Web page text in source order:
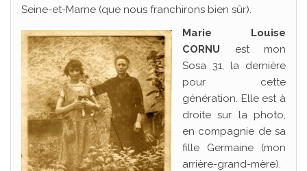
Seine-et-Marne (que nous franchirons bien sûr).
Marie Louise
CORNU est mon
Sosa 31, la dernière
pour cette
génération. Elle est à
droite sur la photo,
en compagnie de sa
fille Germaine (mon
arrière-grand-mère).